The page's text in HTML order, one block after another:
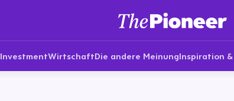
InvestmentWirtschaftDie andere MeinungInspiration